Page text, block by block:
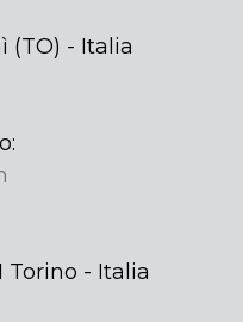
(TO) - Italia
Torino - Italia